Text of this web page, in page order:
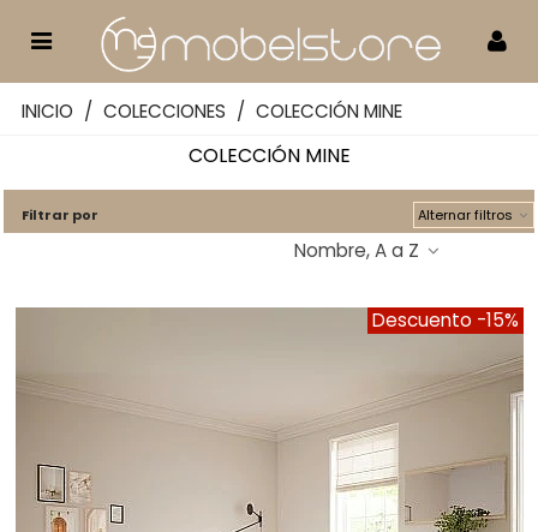
INICIO / COLECCIONES / COLECCIÓN MINE
COLECCIÓN MINE
Filtrar por Alternar filtros
Nombre, A a Z
Descuento -15%